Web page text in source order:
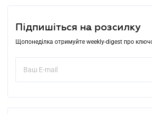
Підпишіться на розсилку
Щопонеділка отримуйте weekly-digest про